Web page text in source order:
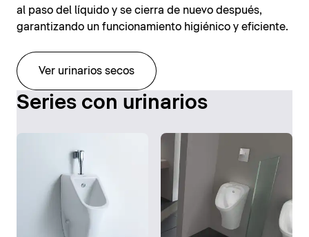
al paso del líquido y se cierra de nuevo después,
garantizando un funcionamiento higiénico y eficiente.
Ver urinarios secos
Series con urinarios